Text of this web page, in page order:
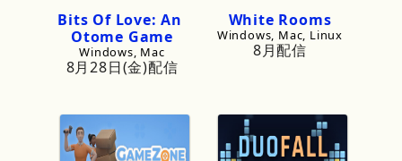
Bits Of Love: An
Otome Game
Windows, Mac
8月28日(金)配信
White Rooms
Windows, Mac, Linux
8月配信